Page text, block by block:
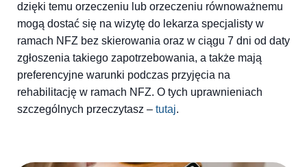
dzięki temu orzeczeniu lub orzeczeniu równoważnemu
mogą dostać się na wizytę do lekarza specjalisty w
ramach NFZ bez skierowania oraz w ciągu 7 dni od daty
zgłoszenia takiego zapotrzebowania, a także mają
preferencyjne warunki podczas przyjęcia na
rehabilitację w ramach NFZ. O tych uprawnieniach
szczególnych przeczytasz – tutaj.